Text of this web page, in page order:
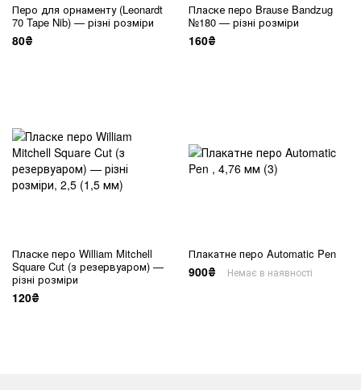
Перо для орнаменту (Leonardt
70 Tape Nib) — різні розміри
80₴
Пласке перо Brause Bandzug
№180 — різні розміри
160₴
Пласке перо William Mitchell
Square Cut (з резервуаром) —
різні розміри
120₴
Плакатне перо Automatic Pen
900₴ Немає в наявності